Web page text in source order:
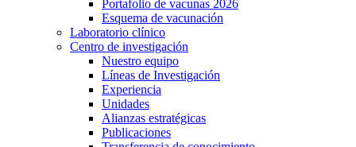
Portafolio de vacunas 2026
Esquema de vacunación
Laboratorio clínico
Centro de investigación
Nuestro equipo
Líneas de Investigación
Experiencia
Unidades
Alianzas estratégicas
Publicaciones